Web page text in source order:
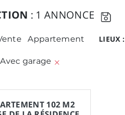
: 1 ANNONCE
Appartement LIEUX :
Avec garage
102 M2